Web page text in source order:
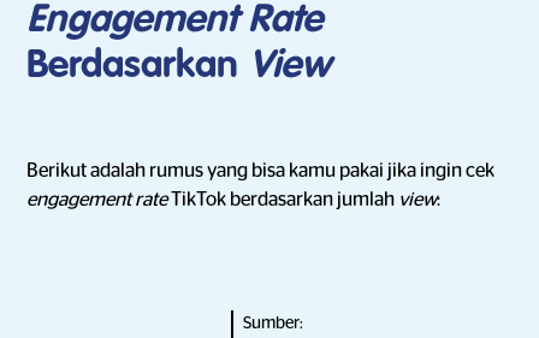
Engagement Rate
Berdasarkan View
Berikut adalah rumus yang bisa kamu pakai jika ingin cek
engagement rateTikTok berdasarkan jumlah view:
Sumber: